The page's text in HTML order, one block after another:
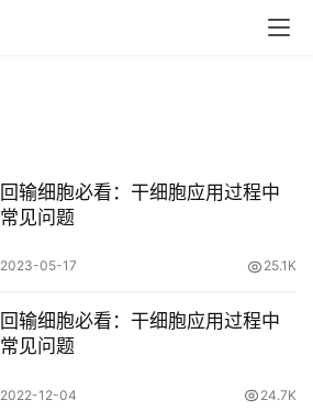
回输细胞必看：干细胞应用过程中
常见问题
2023-05-17 25.1K
回输细胞必看：干细胞应用过程中
常见问题
2022-12-04 24.7K